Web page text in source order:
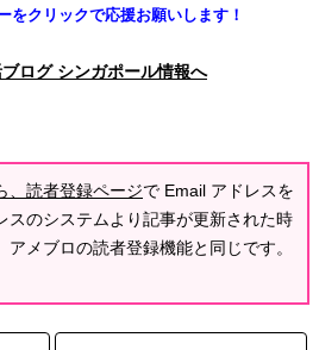
をクリックで応援お願いします！
、読者登録ページで Email アドレスを
スのシステムより記事が更新された時
メブロの読者登録機能と同じです。